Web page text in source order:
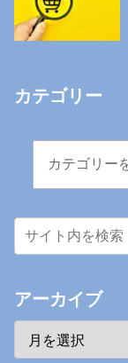
カテゴリー
アーカイブ